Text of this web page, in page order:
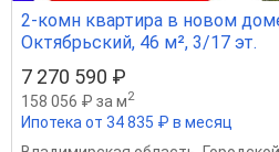
2-комн квартира в новом
Октябрьский, 46 м², 3/17 эт.
7 270 590 ₽
158 056 ₽ за м2
Ипотека от 34 835 ₽ в месяц